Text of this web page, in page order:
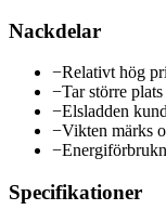
Nackdelar
−Relativt hög
−Tar större
−Elsladden
−Vikten märks
−
Specifikationer